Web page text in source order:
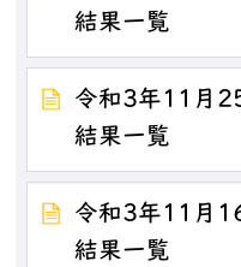
結果一覧
令和3年11月
結果一覧
令和3年11月
結果一覧